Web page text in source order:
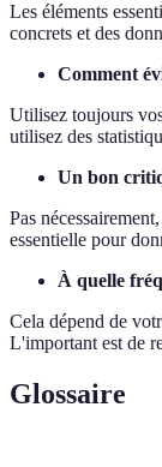
Les éléments
concrets et des
Comment
Utilisez toujours
utilisez des
Un bon
Pas
essentielle pour
À quelle
Cela dépend de
L'important est de
Glossaire